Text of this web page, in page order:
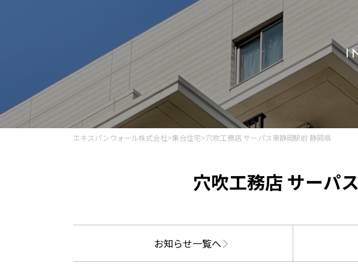
エキスパンウォール株式会社>集合住宅>穴吹工務店 サーパス東静岡駅前 静岡県
穴吹工務店 サーパ
お知らせ一覧へ